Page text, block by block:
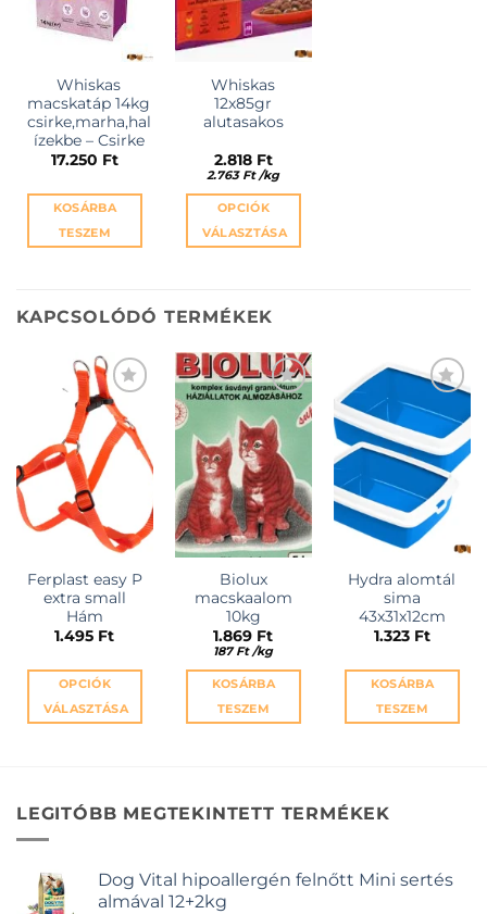
Whiskas
macskatáp 14kg
csirke,marha,hal
ízekbe – Csirke
17.250 Ft
KOSÁRBA
TESZEM
Whiskas
12x85gr
alutasakos
2.818 Ft
2.763 Ft /kg
OPCIÓK
VÁLASZTÁSA
több
variációja
van.
A
változatok
a
termékoldalon
választhatók
ki
KAPCSOLÓDÓ TERMÉKEK
Ferplast easy P
extra small
Hám
1.495 Ft
OPCIÓK
VÁLASZTÁSA
több
variációja
változatok
Biolux
macskaalom
10kg
1.869 Ft
187Ft /kg
KOSÁRBA
TESZEM
Hydra alomtál
sima
43x31x12cm
1.323 Ft
KOSÁRBA
TESZEM
LEGITÓBB MEGTEKINTETT TERMÉKEK
Dog Vital hipoallergén felnőtt Mini sertés
almával 12+2kg